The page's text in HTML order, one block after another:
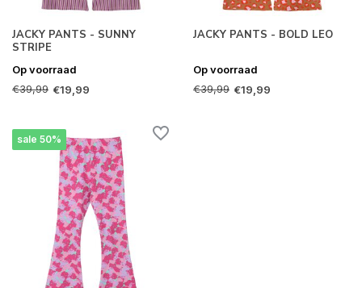
JACKY PANTS - SUNNY
STRIPE
Op voorraad
€39,99 €19,99
JACKY PANTS - BOLD LEO
Op voorraad
€39,99 €19,99
sale 50%